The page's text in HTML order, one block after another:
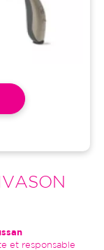
et responsable